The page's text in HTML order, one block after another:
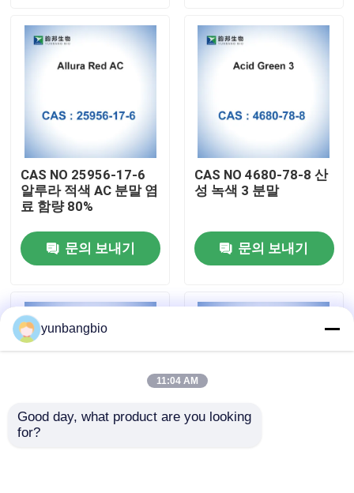
집
공장 여행
품질 관리
뉴스
생물학적 버퍼
CAS NO 25956-17-6
알루라 적색 AC 분말 염
료 함량 80%
문의 보내기
CAS NO 4680-78-8 산
성 녹색 3 분말
문의 보내기
yunbangbio
11:04 AM
Good day, what product are you looking
for?